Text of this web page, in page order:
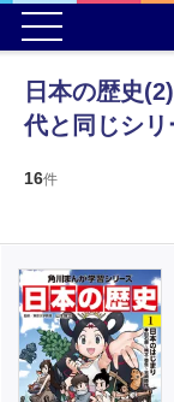
日本の歴史
代と同じシ
16件